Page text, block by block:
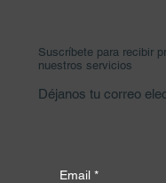
Suscríbete para recibir
nuestros servicios
Déjanos tu correo
Email *